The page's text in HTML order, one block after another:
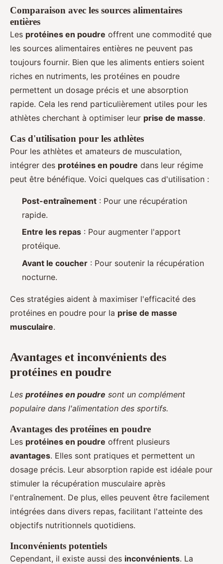
Comparaison avec les sources alimentaires
entières
Les protéines en poudre offrent une commodité que
les sources alimentaires entières ne peuvent pas
toujours fournir. Bien que les aliments entiers soient
riches en nutriments, les protéines en poudre
permettent un dosage précis et une absorption
rapide. Cela les rend particulièrement utiles pour les
athlètes cherchant à optimiser leur prise de masse.
Cas d'utilisation pour les athlètes
Pour les athlètes et amateurs de musculation,
intégrer des protéines en poudre dans leur régime
peut être bénéfique. Voici quelques cas d'utilisation :
Post-entraînement : Pour une récupération
rapide.
Entre les repas : Pour augmenter l'apport
protéique.
Avant le coucher : Pour soutenir la récupération
nocturne.
Ces stratégies aident à maximiser l'efficacité des
protéines en poudre pour la prise de masse
musculaire.
Avantages et inconvénients des
protéines en poudre
Les protéines en poudre sont un complément
populaire dans l'alimentation des sportifs.
Avantages des protéines en poudre
Les protéines en poudre offrent plusieurs
avantages. Elles sont pratiques et permettent un
dosage précis. Leur absorption rapide est idéale pour
stimuler la récupération musculaire après
l'entraînement. De plus, elles peuvent être facilement
intégrées dans divers repas, facilitant l'atteinte des
objectifs nutritionnels quotidiens.
Inconvénients potentiels
Cependant, il existe aussi des inconvénients. La